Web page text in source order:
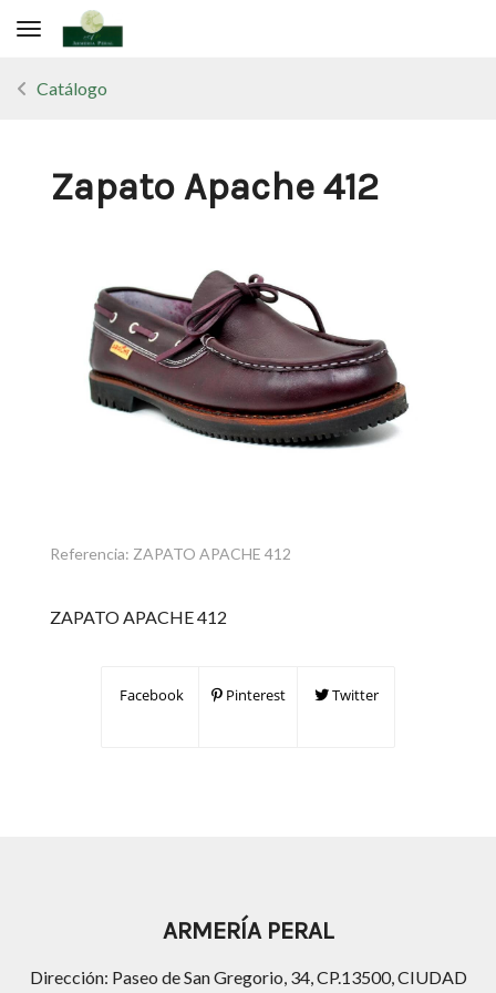
Toggle navigation
Catálogo
Zapato Apache 412
Referencia: ZAPATO APACHE 412
ZAPATO APACHE 412
Facebook Pinterest Twitter
ARMERÍA PERAL
Dirección: Paseo de San Gregorio, 34, CP.13500, CIUDAD